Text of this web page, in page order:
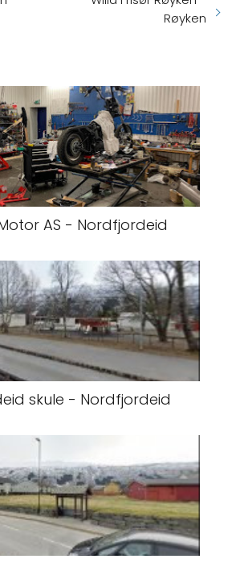
Røyken
AS - Nordfjordeid
skule - Nordfjordeid